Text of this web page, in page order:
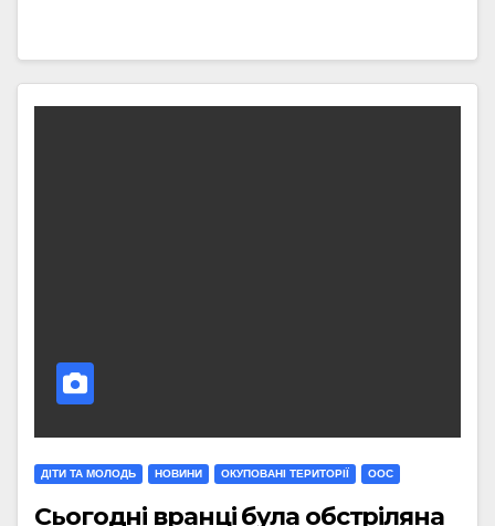
ДІТИ ТА МОЛОДЬ НОВИНИ ОКУПОВАНІ ТЕРИТОРІЇ ООС
Сьогодні вранці була обстріляна